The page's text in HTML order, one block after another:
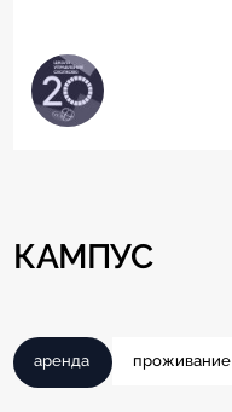
КАМПУС
аренда проживание